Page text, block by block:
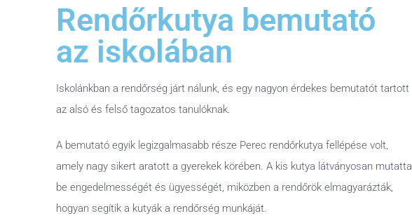
Rendőrkutya bemutató
az iskolában
Iskolánkban a rendőrség járt nálunk, és egy nagyon érdekes bemutatót tartott
az alsó és felső tagozatos tanulóknak.
A bemutató egyik legizgalmasabb része Perec rendőrkutya fellépése volt,
amely nagy sikert aratott a gyerekek körében. A kis kutya látványosan mutatta
be engedelmességét és ügyességét, miközben a rendőrök elmagyarázták,
hogyan segítik a kutyák a rendőrség munkáját.